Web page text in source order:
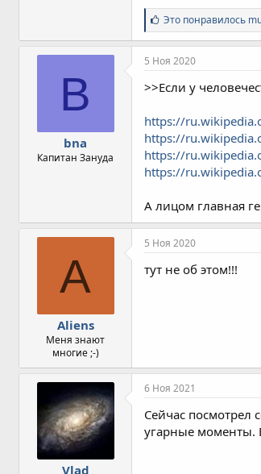
С
и
м
п
т
и
:
Это понравилось
B
bna
Капитан Зануда
5 Ноя 2020
>>Если у
https://
https://
https://
https://
А лицом главная
A
Aliens
Меня знают
многие ;-)
5 Ноя 2020
тут не об этом!!!
Vlad
6 Ноя 2021
Сейчас посмотрел
угарные моменты.